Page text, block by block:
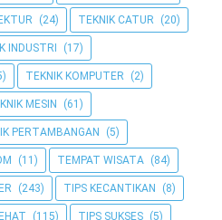
(24) TEKNIK CATUR (20)
INDUSTRI (17)
TEKNIK KOMPUTER (2)
MESIN (61)
PERTAMBANGAN (5)
(11) TEMPAT WISATA (84)
(243) TIPS KECANTIKAN (8)
(115) TIPS SUKSES (5)